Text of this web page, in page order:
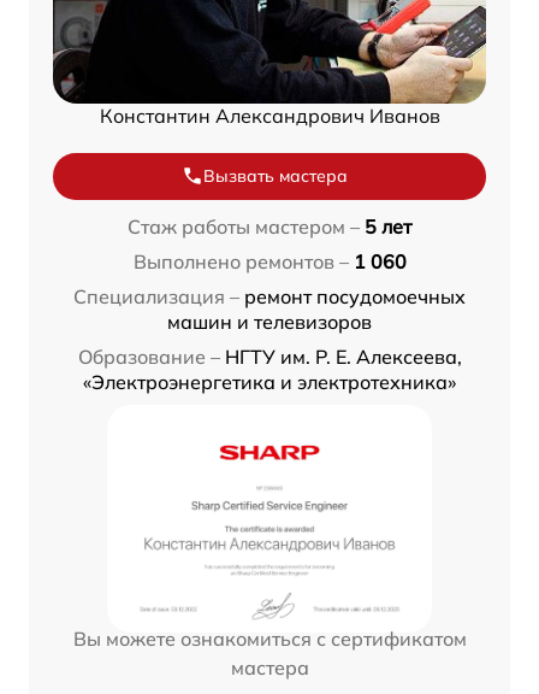
Константин Александрович Иванов
Вызвать мастера
Стаж работы мастером – 5 лет
Выполнено ремонтов – 1 060
Специализация – ремонт посудомоечных
машин и телевизоров
Образование – НГТУ им. Р. Е. Алексеева,
«Электроэнергетика и электротехника»
Вы можете ознакомиться с сертификатом
мастера